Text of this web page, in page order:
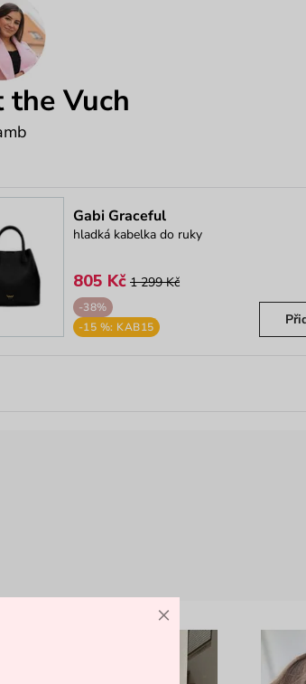
the Vuch
Gabi Graceful
hladká kabelka do ruky
805 Kč 1 299 Kč
-38%
-15 %: KAB15
×